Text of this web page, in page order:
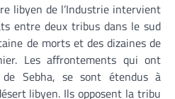
libyen de l’Industrie intervient
entre deux tribus dans le sud
de morts et des dizaines de
Les affrontements qui ont
Sebha, se sont étendus à
libyen. Ils opposent la tribu